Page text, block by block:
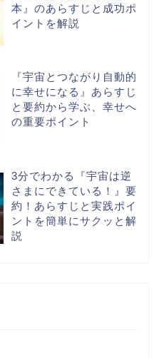
本』のあらすじと成功ポ
イントを解説
『宇宙とつながり自動的
に幸せになる』あらすじ
と要約から学ぶ、幸せへ
の重要ポイント
3分でわかる『宇宙は逆
さまにできている！』要
約！あらすじと実践ポイ
ントを簡単にサクッと解
説
ホーム
アル書籍レビ